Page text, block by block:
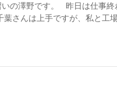
の澤野です。 昨日は仕事終
さんは上手ですが、私と工